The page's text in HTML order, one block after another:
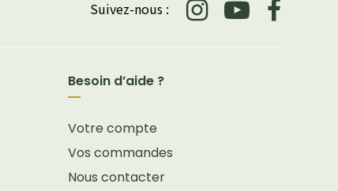
Suivez-nous :
Besoin d’aide ?
Votre compte
Vos commandes
Nous contacter